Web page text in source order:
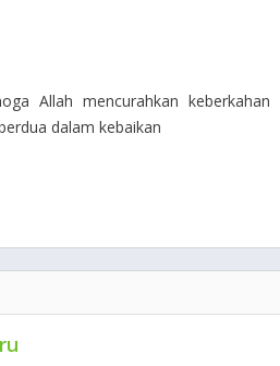
Allah mencurahkan keberkahan
dalam kebaikan